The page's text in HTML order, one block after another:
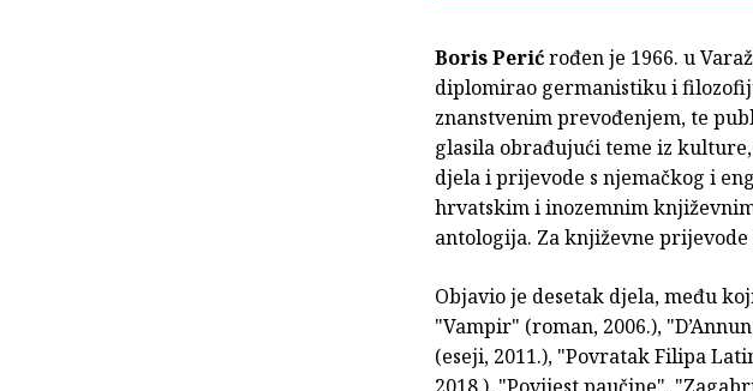
Boris Perićrođen je 1966. u
diplomirao germanistiku i
znanstvenim prevođenjem, te
glasila obrađujući teme iz
djela i prijevode s njemačkog i
hrvatskim i inozemnim
antologija. Za književne
Objavio je desetak djela, među
"Vampir" (roman, 2006.),
(eseji, 2011.), "Povratak Filipa